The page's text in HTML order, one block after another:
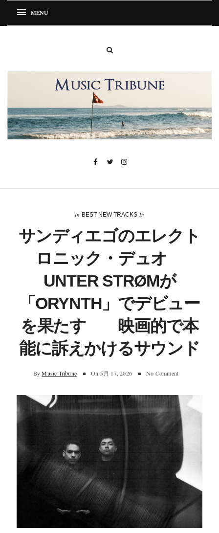
In BEST NEW TRACKS In
サンディエゴのエレクト
ロニック・デュオ
UNTER STRØMが
「ORYNTH」でデビュー
を果たす 映画的で本
能に訴えかけるサウンド
By Music Tribune On 5月 17, 2026 No Comment